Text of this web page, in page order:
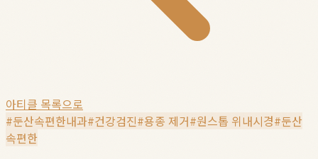
아티클 목록으로
#둔산속편한내과#건강검진#용종 제거#원스톱 위내시경#둔산
속편한